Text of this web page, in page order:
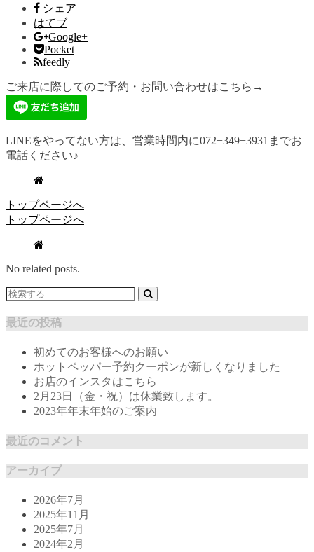
シェア
はてブ
Google+
Pocket
feedly
ご来店に際してのご予約・お問い合わせはこちら→
LINEをやってない方は、営業時間内に072−349−3931までお
電話ください♪
トップページへ
トップページへ
No related posts.
最近の投稿
初めてのお客様へのお願い
ホットペッパー予約クーポンが新しくなりました
お店のインスタはこちら
2月23日（金・祝）は休業致します。
2023年年末年始のご案内
最近のコメント
アーカイブ
2026年7月
2025年11月
2025年7月
2024年2月